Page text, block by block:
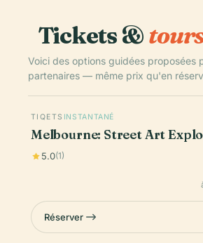
Tickets &
Voici des options guidées proposées
partenaires — même prix qu'en
TIQETS INSTANTANÉ
Melbourne: Street Art
5.0(1)
Réserver